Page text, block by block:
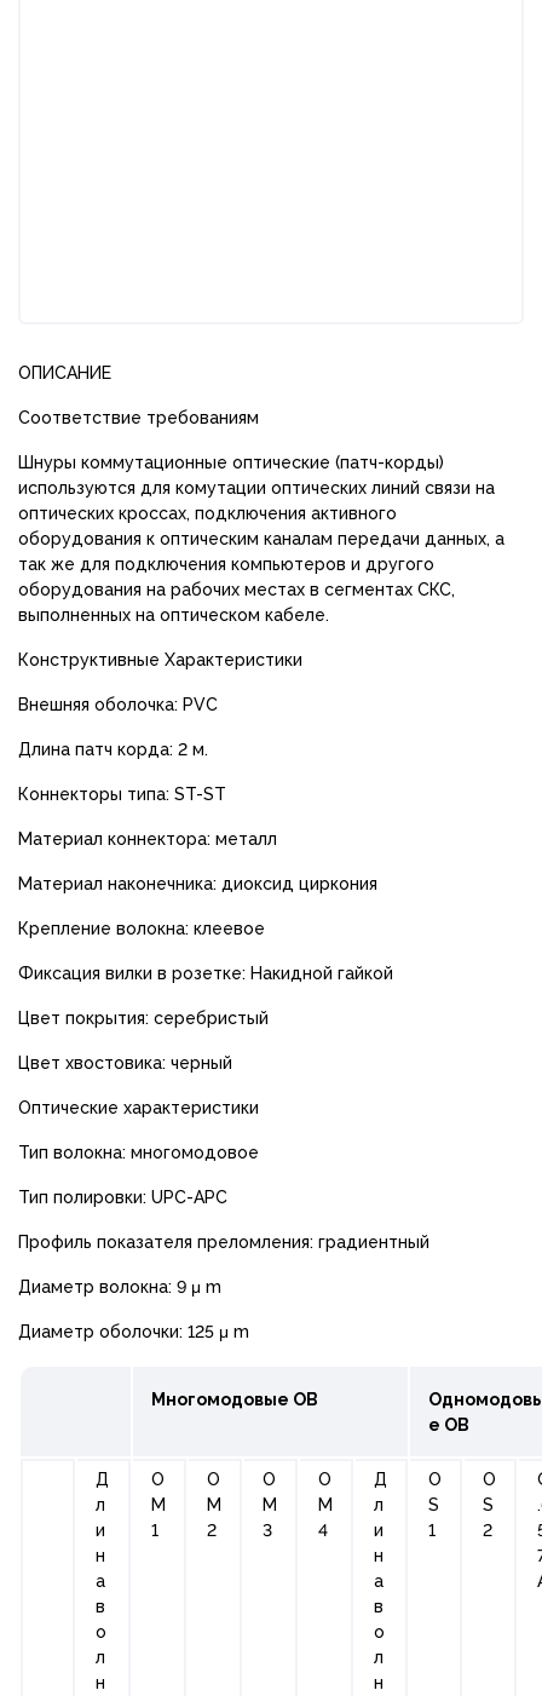
ОПИСАНИЕ
Соответствие требованиям
Шнуры коммутационные оптические (патч-корды)
используются для комутации оптических линий связи на
оптических кроссах, подключения активного
оборудования к оптическим каналам передачи данных, а
так же для подключения компьютеров и другого
оборудования на рабочих местах в сегментах СКС,
выполненных на оптическом кабеле.
Конструктивные Характеристики
Внешняя оболочка: PVC
Длина патч корда: 2 м.
Коннекторы типа: ST-ST
Материал коннектора: металл
Материал наконечника: диоксид циркония
Крепление волокна: клеевое
Фиксация вилки в розетке: Накидной гайкой
Цвет покрытия: серебристый
Цвет хвостовика: черный
Оптические характеристики
Тип волокна: многомодовое
Тип полировки: UPC-APC
Профиль показателя преломления: градиентный
Диаметр волокна: 9 μ m
Диаметр оболочки: 125 μ m
Многомодовые ОВ
е ОВ
Д
л
и
н
а
в
о
л
н
О
М
1
О
М
2
О
М
3
О
М
4
Д
л
и
н
а
в
о
л
н
О
S
1
O
S
2